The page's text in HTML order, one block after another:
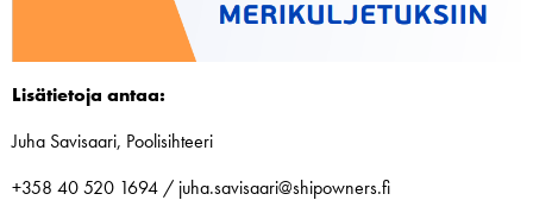
Lisätietoja antaa:
Juha Savisaari, Poolisihteeri
+358 40 520 1694 / juha.savisaari@shipowners.fi